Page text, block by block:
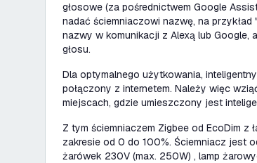
głosowe (za pośrednictwem Google
nadać ściemniaczowi nazwę, na
nazwy w komunikacji z Alexą lub
głosu.
Dla optymalnego użytkowania,
połączony z internetem. Należy więc
miejscach, gdzie umieszczony jest
Z tym ściemniaczem Zigbee od EcoDim z
zakresie od 0 do 100%. Ściemniacz jest
żarówek 230V (max. 250W) , lamp